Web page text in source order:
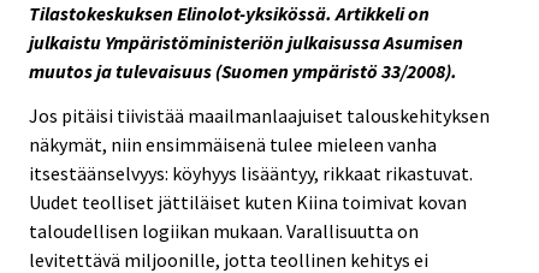
Tilastokeskuksen Elinolot-yksikössä. Artikkeli on
julkaistu Ympäristöministeriön julkaisussa Asumisen
muutos ja tulevaisuus (Suomen ympäristö 33/2008).
Jos pitäisi tiivistää maailmanlaajuiset talouskehityksen
näkymät, niin ensimmäisenä tulee mieleen vanha
itsestäänselvyys: köyhyys lisääntyy, rikkaat rikastuvat.
Uudet teolliset jättiläiset kuten Kiina toimivat kovan
taloudellisen logiikan mukaan. Varallisuutta on
levitettävä miljoonille, jotta teollinen kehitys ei